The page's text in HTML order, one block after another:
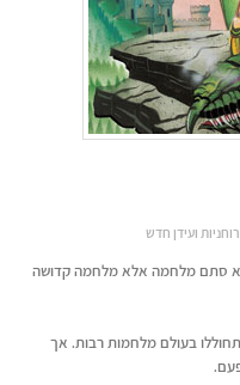
רוחניות ועידן חדש
סתם מלחמה אלא מלחמה קדושה
בעולם מלחמות רבות. אך